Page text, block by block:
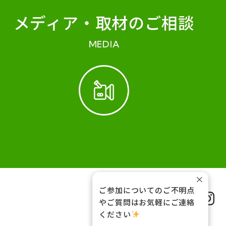
メディア・ 取材のご相談
MEDIA
FOLLOW US
ご参加についてのご不明点
やご質問はお気軽にご連絡
ください
×